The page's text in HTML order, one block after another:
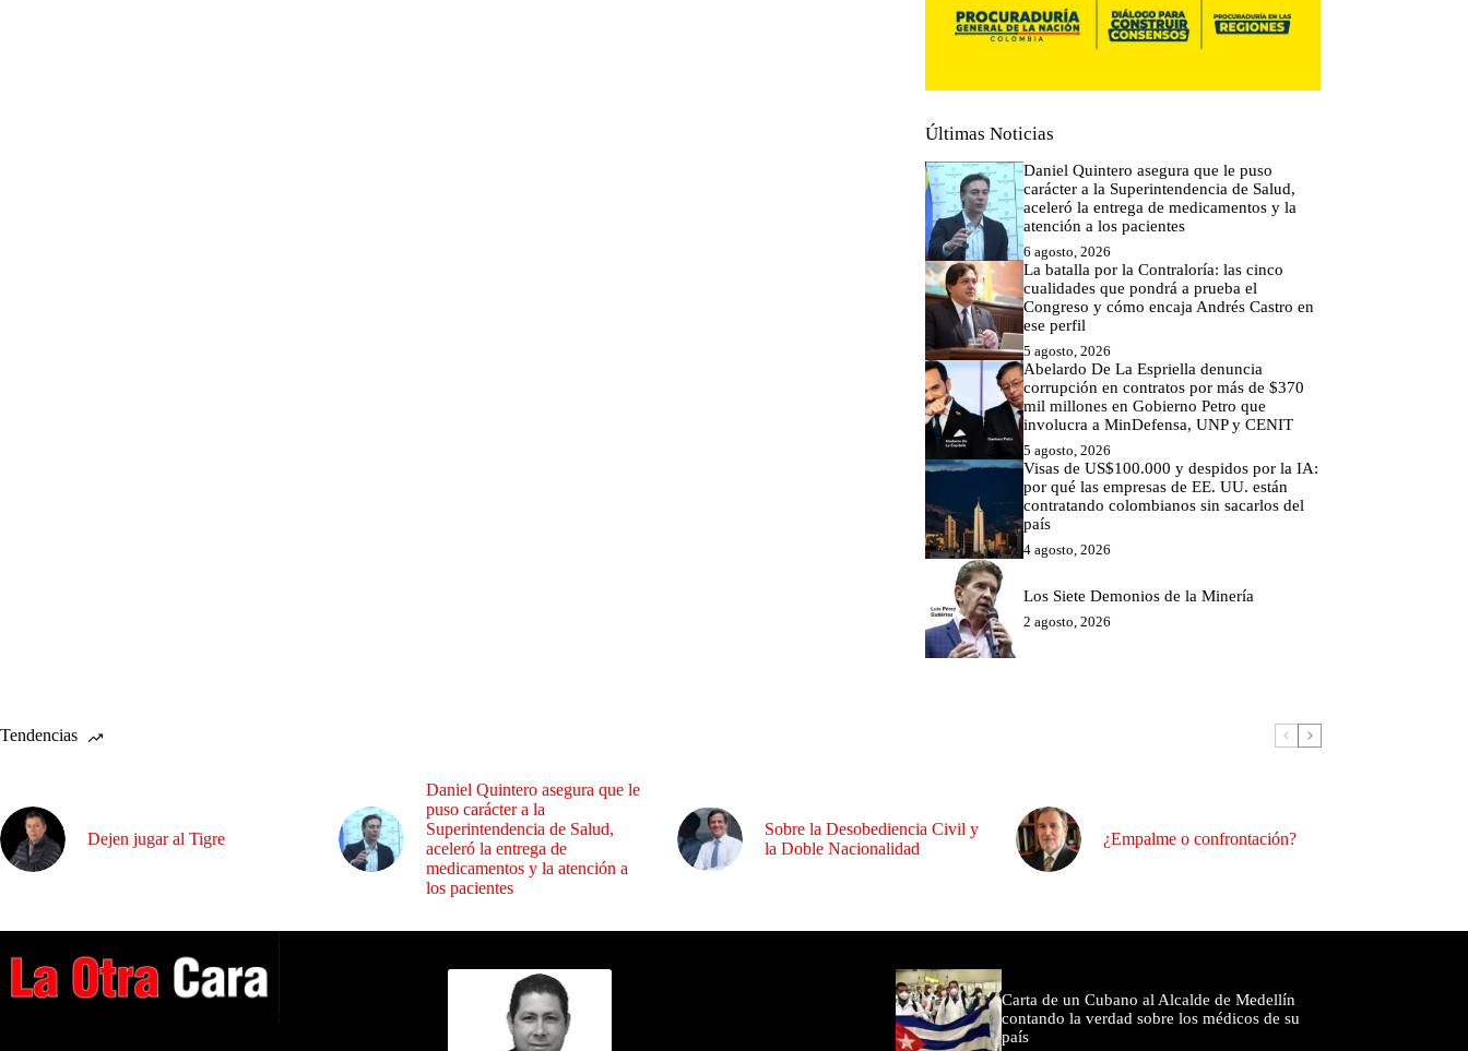
Últimas Noticias
Daniel Quintero asegura que le puso
carácter a la Superintendencia de Salud,
aceleró la entrega de medicamentos y la
atención a los pacientes
6 agosto, 2026
La batalla por la Contraloría: las cinco
cualidades que pondrá a prueba el
Congreso y cómo encaja Andrés Castro en
ese perfil
5 agosto, 2026
Abelardo De La Espriella denuncia
corrupción en contratos por más de $370
mil millones en Gobierno Petro que
involucra a MinDefensa, UNP y CENIT
5 agosto, 2026
Visas de US$100.000 y despidos por la IA:
por qué las empresas de EE. UU. están
contratando colombianos sin sacarlos del
país
4 agosto, 2026
Los Siete Demonios de la Minería
2 agosto, 2026
Tendencias
Dejen jugar al Tigre
Daniel Quintero asegura que le
puso carácter a la
Superintendencia de Salud,
aceleró la entrega de
medicamentos y la atención a
los pacientes
Sobre la Desobediencia Civil y
la Doble Nacionalidad
¿Empalme o confrontación?
Carta de un Cubano al Alcalde de Medellín
contando la verdad sobre los médicos de su
país